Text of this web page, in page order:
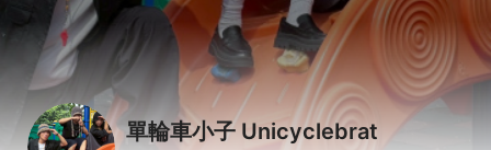
單輪車小子 Unicyclebrat